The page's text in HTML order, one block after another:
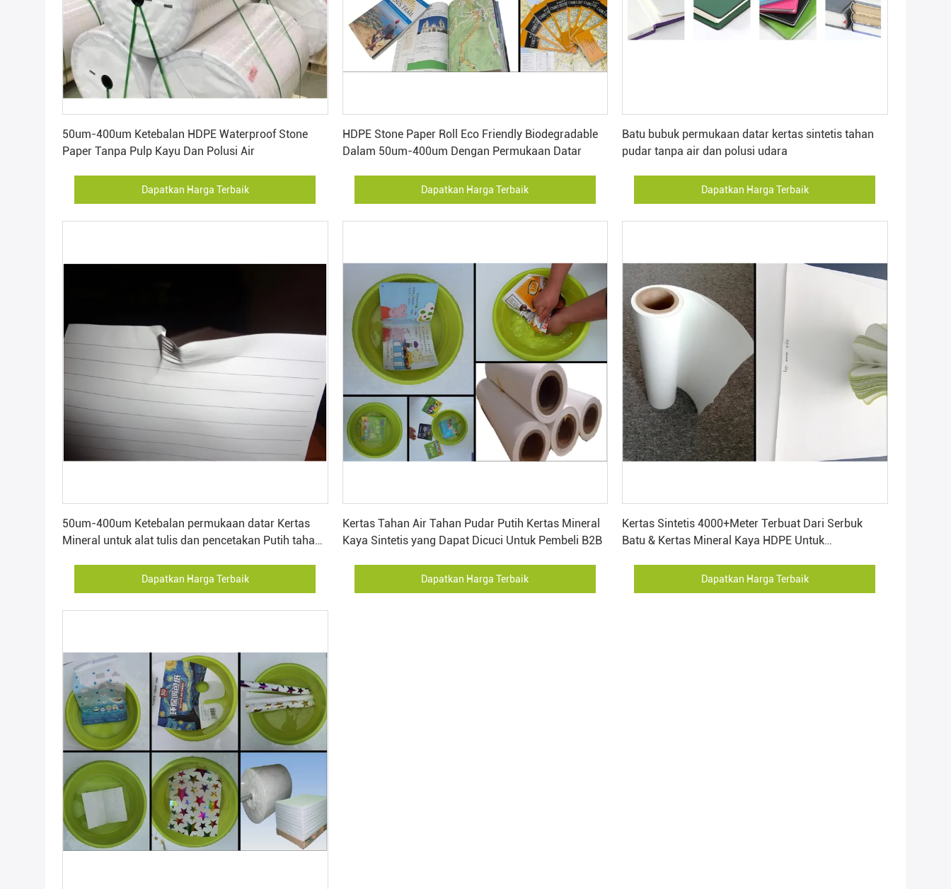
50um-400um Ketebalan HDPE Waterproof Stone
Paper Tanpa Pulp Kayu Dan Polusi Air
Dapatkan Harga Terbaik
HDPE Stone Paper Roll Eco Friendly Biodegradable
Dalam 50um-400um Dengan Permukaan Datar
Dapatkan Harga Terbaik
Batu bubuk permukaan datar kertas sintetis tahan
pudar tanpa air dan polusi udara
Dapatkan Harga Terbaik
50um-400um Ketebalan permukaan datar Kertas
Mineral untuk alat tulis dan pencetakan Putih tahan
Dapatkan Harga Terbaik
Kertas Tahan Air Tahan Pudar Putih Kertas Mineral
Kaya Sintetis yang Dapat Dicuci Untuk Pembeli B2B
Dapatkan Harga Terbaik
Kertas Sintetis 4000+Meter Terbuat Dari Serbuk
Batu & Kertas Mineral Kaya HDPE Untuk
Dapatkan Harga Terbaik